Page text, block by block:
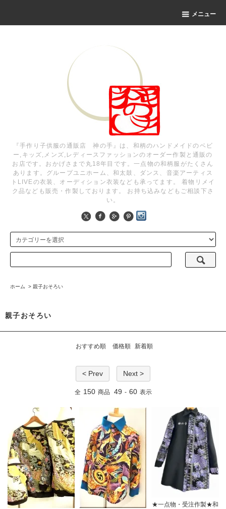
メニュー
『手作り子供服の通販店 神の手』は、和柄のハンドメイドのベビ
ー,キッズ,メンズ,レディースファッションのオーダー作製と通販の
お店です。おかげさまで丸18年目です。一点物の和柄服がたくさん
あります。グループユニホーム、和太鼓、ダンス、音楽アーティス
トLIVEの衣装、オーディション衣装なども承ってます。 着物リメイ
ク品なども販売・作製しております。 お持ち込みなどもご相談下さ
い。
ホーム > 親子おそろい
親子おそろい
おすすめ順 価格順 新着順
< Prev Next >
全 150 商品 49 - 60 表示
★一点物・受注作製★和